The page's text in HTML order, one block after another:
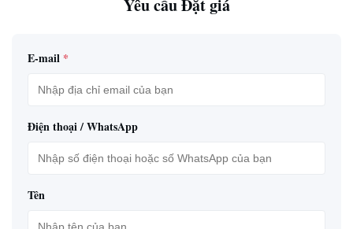
Yêu cầu Đặt giá
E-mail *
Điện thoại / WhatsApp
Tên